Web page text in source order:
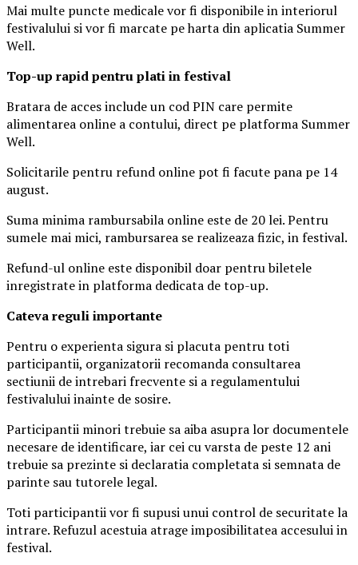
Mai multe puncte medicale vor fi disponibile in interiorul
festivalului si vor fi marcate pe harta din aplicatia Summer
Well.
Top-up rapid pentru plati in festival
Bratara de acces include un cod PIN care permite
alimentarea online a contului, direct pe platforma Summer
Well.
Solicitarile pentru refund online pot fi facute pana pe 14
august.
Suma minima rambursabila online este de 20 lei. Pentru
sumele mai mici, rambursarea se realizeaza fizic, in festival.
Refund-ul online este disponibil doar pentru biletele
inregistrate in platforma dedicata de top-up.
Cateva reguli importante
Pentru o experienta sigura si placuta pentru toti
participantii, organizatorii recomanda consultarea
sectiunii de intrebari frecvente si a regulamentului
festivalului inainte de sosire.
Participantii minori trebuie sa aiba asupra lor documentele
necesare de identificare, iar cei cu varsta de peste 12 ani
trebuie sa prezinte si declaratia completata si semnata de
parinte sau tutorele legal.
Toti participantii vor fi supusi unui control de securitate la
intrare. Refuzul acestuia atrage imposibilitatea accesului in
festival.